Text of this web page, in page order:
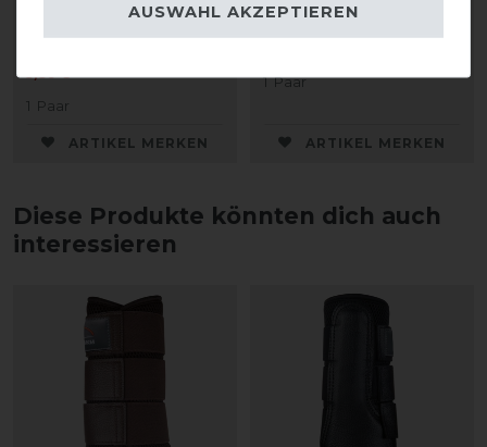
1 Paar
ARTIKEL MERKEN
1 Paar
ARTIKEL MERKEN
Diese Produkte könnten dich auch
interessieren
AUSWAHL AKZEPTIEREN